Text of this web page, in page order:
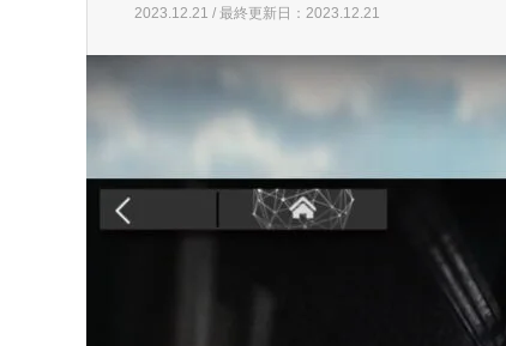
2023.12.21 / 最終更新日：2023.12.21